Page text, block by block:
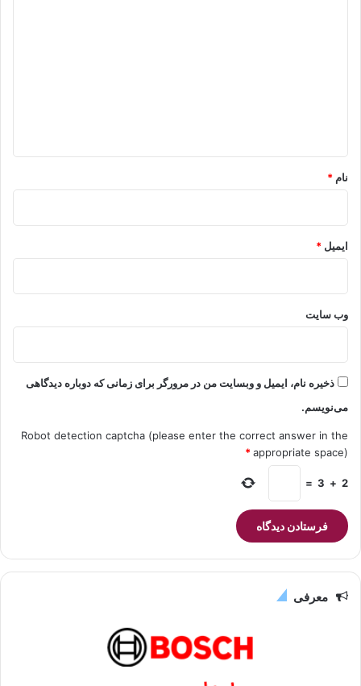
نام *
ایمیل *
وب‌ سایت
ذخیره نام، ایمیل و وبسایت من در مرورگر برای زمانی که دوباره دیدگاهی
می‌نویسم.
Robot detection captcha (please enter the correct answer in the
appropriate space)
*
2
+
3
=
معرفی